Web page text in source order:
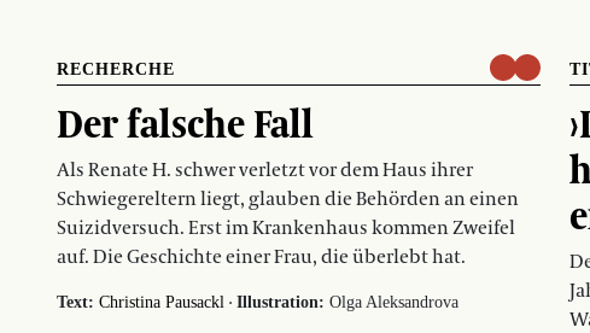
RECHERCHE
Der falsche Fall
Als Renate H. schwer verletzt vor dem Haus ihrer
Schwiegereltern liegt, glauben die Behörden an einen
Suizidversuch. Erst im Krankenhaus kommen Zweifel
auf. Die Geschichte einer Frau, die überlebt hat.
Text: Christina Pausackl · Illustration: Olga Aleksandrova